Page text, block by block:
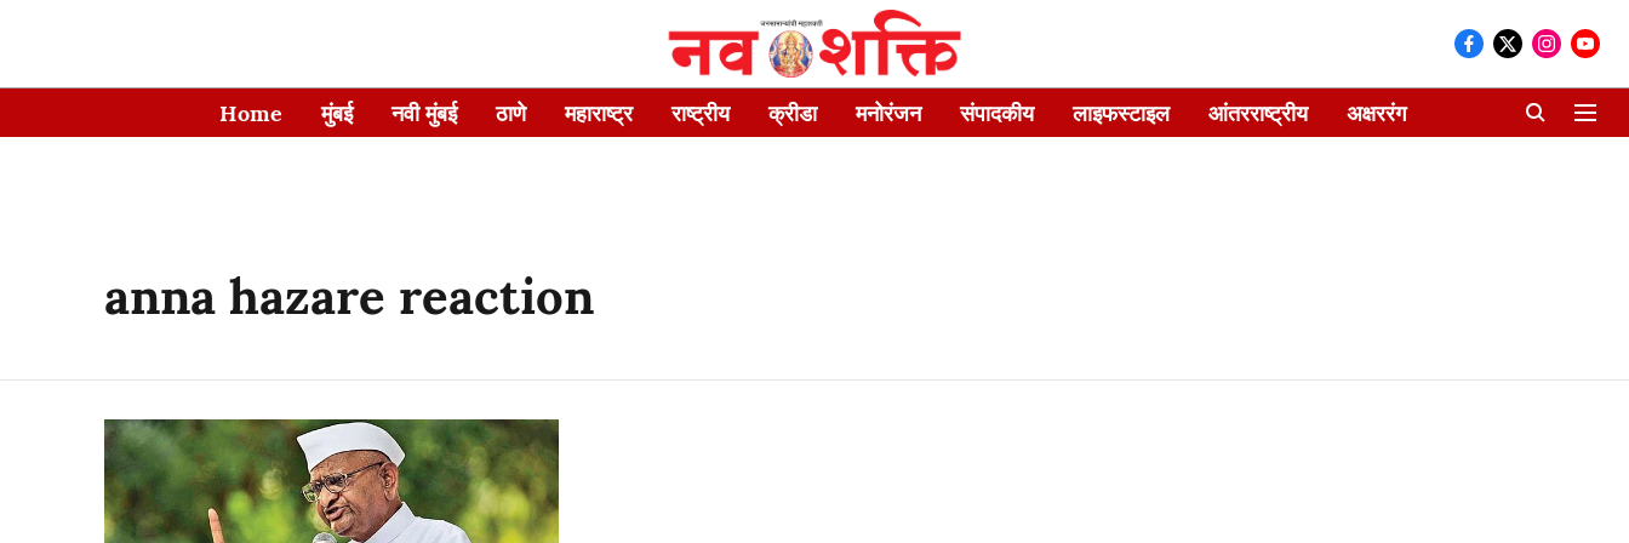
Home मुंबई नवी मुंबई ठाणे महाराष्ट्र राष्ट्रीय क्रीडा मनोरंजन संपादकीय लाइफस्टाइल आंतरराष्ट्रीय अक्षररंग
anna hazare reaction